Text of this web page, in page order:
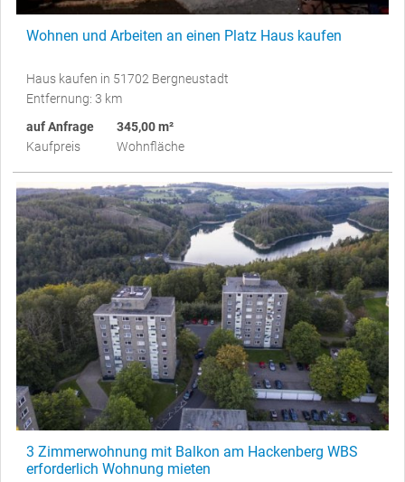
Wohnen und Arbeiten an einen Platz Haus kaufen
Haus kaufen in 51702 Bergneustadt
Entfernung: 3 km
auf Anfrage
Kaufpreis
345,00 m²
Wohnfläche
3 Zimmerwohnung mit Balkon am Hackenberg WBS
erforderlich Wohnung mieten